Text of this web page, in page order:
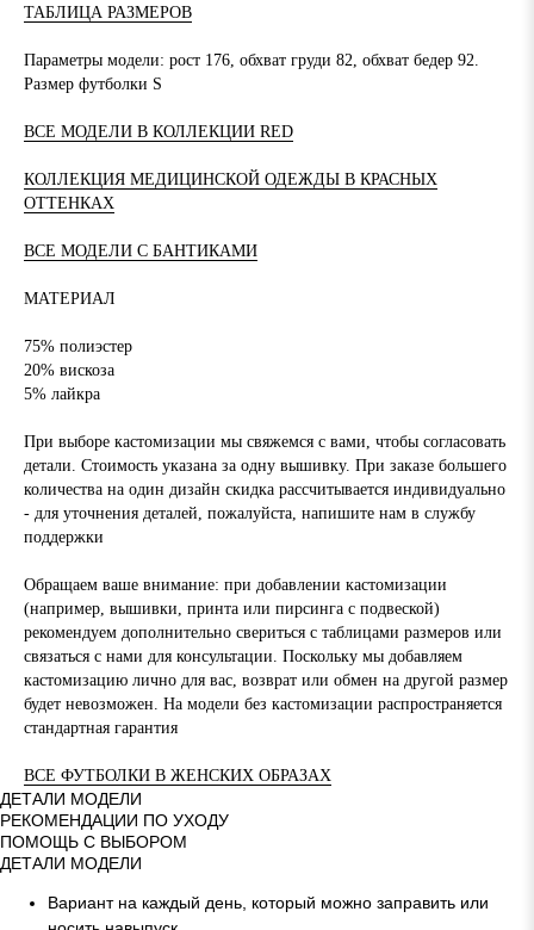
ТАБЛИЦА РАЗМЕРОВ
Параметры модели: рост 176, обхват груди 82, обхват бедер 92.
Размер футболки S
ВСЕ МОДЕЛИ В КОЛЛЕКЦИИ RED
КОЛЛЕКЦИЯ МЕДИЦИНСКОЙ ОДЕЖДЫ В КРАСНЫХ
ОТТЕНКАХ
ВСЕ МОДЕЛИ С БАНТИКАМИ
МАТЕРИАЛ
75% полиэстер
20% вискоза
5% лайкра
При выборе кастомизации мы свяжемся с вами, чтобы согласовать
детали. Стоимость указана за одну вышивку. При заказе большего
количества на один дизайн скидка рассчитывается индивидуально
- для уточнения деталей, пожалуйста, напишите нам в службу
поддержки
Обращаем ваше внимание: при добавлении кастомизации
(например, вышивки, принта или пирсинга с подвеской)
рекомендуем дополнительно свериться с таблицами размеров или
связаться с нами для консультации. Поскольку мы добавляем
кастомизацию лично для вас, возврат или обмен на другой размер
будет невозможен. На модели без кастомизации распространяется
стандартная гарантия
ВСЕ ФУТБОЛКИ В ЖЕНСКИХ ОБРАЗАХ
ДЕТАЛИ МОДЕЛИ
РЕКОМЕНДАЦИИ ПО УХОДУ
ПОМОЩЬ С ВЫБОРОМ
ДЕТАЛИ МОДЕЛИ
Вариант на каждый день, который можно заправить или